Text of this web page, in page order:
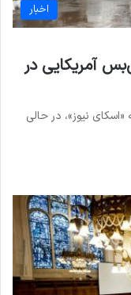
اخبار
آمریکایی در
«اسکای نیوز»، در حالی